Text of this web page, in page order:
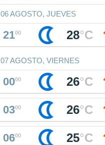
06 AGOSTO, JUEVES
2100 28°C
07 AGOSTO, VIERNES
0000 26°C
0300 26°C
0600 25°C